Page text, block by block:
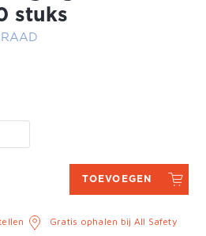
stuks
TOEVOEGEN
Gratis ophalen bij All Safety